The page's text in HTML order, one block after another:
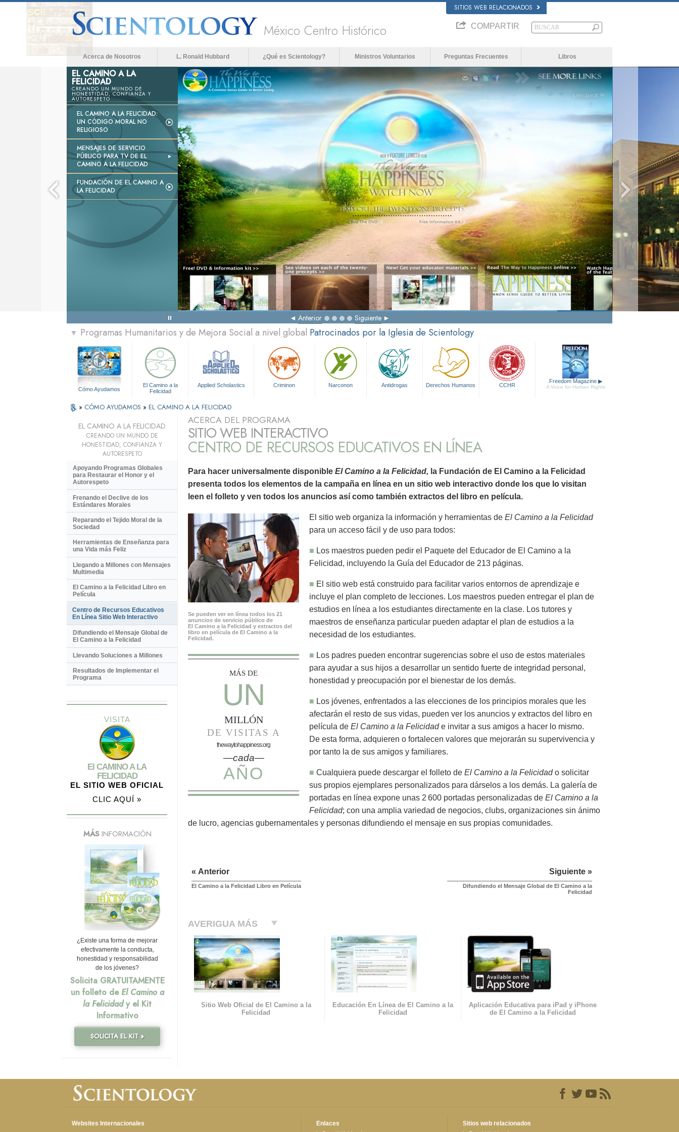
SITIOS WEB RELACIONADOS
México Centro Histórico COMPARTIR
Acerca de Nosotros L. Ronald Hubbard ¿Qué es Scientology? Ministros Voluntarios Preguntas Frecuentes Libros
EL CAMINO A LA
FELICIDAD
CREANDO UN MUNDO DE
HONESTIDAD, CONFIANZA Y
AUTORESPETO
EL CAMINO A LA FELICIDAD:
UN CÓDIGO MORAL NO
RELIGIOSO
MENSAJES DE SERVICIO
PÚBLICO PARA TV DE EL
CAMINO A LA FELICIDAD
FUNDACIÓN DE EL CAMINO A
LA FELICIDAD
Anterior Siguiente
▼ Programas Humanitarios y de Mejora Social a nivel global Patrocinados por la Iglesia de Scientology
Cómo Ayudamos
El Camino a la
Felicidad
Applied Scholastics Criminon Narconon Antidrogas Derechos Humanos CCHR
Freedom Magazine ▶
A Voice for Human Rights
» CÓMO AYUDAMOS » EL CAMINO A LA FELICIDAD
ACERCA DEL PROGRAMA
SITIO WEB INTERACTIVO
CENTRO DE RECURSOS EDUCATIVOS EN LÍNEA
Para hacer universalmente disponible El Camino a la Felicidad, la Fundación de El Camino a la Felicidad
presenta todos los elementos de la campaña en línea en un sitio web interactivo donde los que lo visitan
leen el folleto y ven todos los anuncios así como también extractos del libro en película.
Se pueden ver en línea todos los 21
anuncios de servicio público de
El Camino a la Felicidad y extractos del
libro en película de El Camino a la
Felicidad.
MÁS DE
UN
MILLÓN
DE VISITAS A
thewaytohappiness.org
—cada—
AÑO
El sitio web organiza la información y herramientas de El Camino a la Felicidad
para un acceso fácil y de uso para todos:
■ Los maestros pueden pedir el Paquete del Educador de El Camino a la
Felicidad, incluyendo la Guía del Educador de 213 páginas.
■ El sitio web está construido para facilitar varios entornos de aprendizaje e
incluye el plan completo de lecciones. Los maestros pueden entregar el plan de
estudios en línea a los estudiantes directamente en la clase. Los tutores y
maestros de enseñanza particular pueden adaptar el plan de estudios a la
necesidad de los estudiantes.
■ Los padres pueden encontrar sugerencias sobre el uso de estos materiales
para ayudar a sus hijos a desarrollar un sentido fuerte de integridad personal,
honestidad y preocupación por el bienestar de los demás.
■ Los jóvenes, enfrentados a las elecciones de los principios morales que les
afectarán el resto de sus vidas, pueden ver los anuncios y extractos del libro en
película de El Camino a la Felicidade invitar a sus amigos a hacer lo mismo.
De esta forma, adquieren o fortalecen valores que mejorarán su supervivencia y
por tanto la de sus amigos y familiares.
■ Cualquiera puede descargar el folleto de El Camino a la Felicidado solicitar
sus propios ejemplares personalizados para dárselos a los demás. La galería de
portadas en línea expone unas 2 600 portadas personalizadas de El Camino a la
Felicidad; con una amplia variedad de negocios, clubs, organizaciones sin ánimo
de lucro, agencias gubernamentales y personas difundiendo el mensaje en sus propias comunidades.
« Anterior
El Camino a la Felicidad Libro en Película
Siguiente »
Difundiendo el Mensaje Global de El Camino a la
Felicidad
AVERIGUA MÁS
Sitio Web Oficial de El Camino a la
Felicidad
Educación En Línea de El Camino a la
Felicidad
Aplicación Educativa para iPad y iPhone
de El Camino a la Felicidad
EL CAMINO A LA FELICIDAD
CREANDO UN MUNDO DE
HONESTIDAD, CONFIANZA Y
AUTORESPETO
Apoyando Programas Globales
para Restaurar el Honor y el
Autorespeto
Frenando el Declive de los
Estándares Morales
Reparando el Tejido Moral de la
Sociedad
Herramientas de Enseñanza para
una Vida más Feliz
Llegando a Millones con Mensajes
Multimedia
El Camino a la Felicidad Libro en
Película
Centro de Recursos Educativos
En Línea Sitio Web Interactivo
Difundiendo el Mensaje Global de
El Camino a la Felicidad
Llevando Soluciones a Millones
Resultados de Implementar el
Programa
VISITA
El CAMINO A LA
FELICIDAD
EL SITIO WEB OFICIAL
CLIC AQUÍ »
MÁSINFORMACIÓN
¿Existe una forma de mejorar
efectivamente la conducta,
honestidad y responsabilidad
de los jóvenes?
Solicita GRATUITAMENTE
un folleto de El Camino a
la Felicidady el Kit
Informativo
SOLICITA EL KIT »
Websites Internacionales Enlaces Sitios web relacionados